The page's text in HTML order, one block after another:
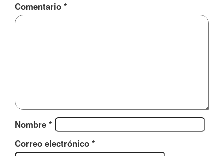
Comentario *
Nombre *
Correo electrónico *